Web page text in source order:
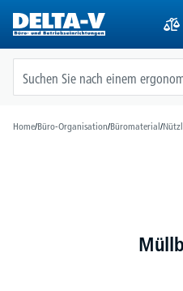
springen
Home/Büro-Organisation/Büromaterial/